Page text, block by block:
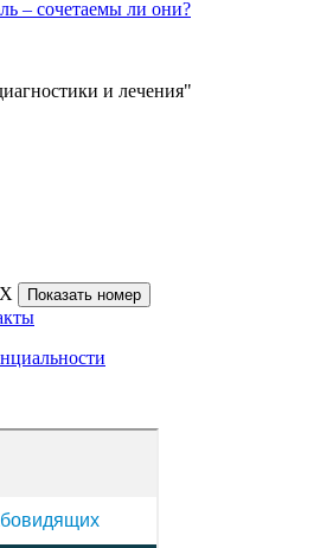
– сочетаемы ли они?
и лечения"
Показать номер